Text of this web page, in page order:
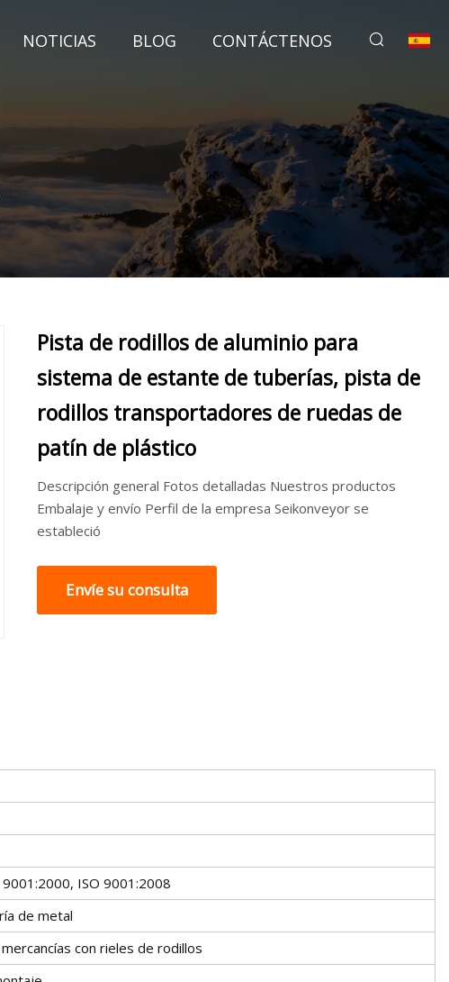
NOTICIAS BLOG CONTÁCTENOS
Pista de rodillos de aluminio para
sistema de estante de tuberías, pista de
rodillos transportadores de ruedas de
patín de plástico
Descripción general Fotos detalladas Nuestros productos
Embalaje y envío Perfil de la empresa Seikonveyor se
estableció
Envíe su consulta
9001:2000, ISO 9001:2008
de metal
con rieles de rodillos